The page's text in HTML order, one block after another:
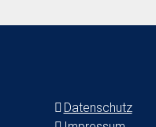
Datenschutz